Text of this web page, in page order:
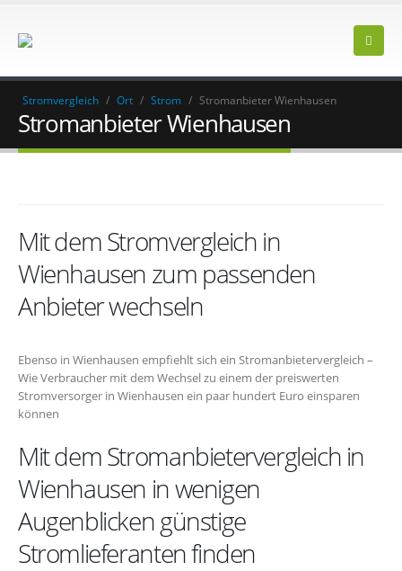
Stromvergleich / Ort / Strom / Stromanbieter Wienhausen
Stromanbieter Wienhausen
Mit dem Stromvergleich in
Wienhausen zum passenden
Anbieter wechseln
Ebenso in Wienhausen empfiehlt sich ein Stromanbietervergleich –
Wie Verbraucher mit dem Wechsel zu einem der preiswerten
Stromversorger in Wienhausen ein paar hundert Euro einsparen
können
Mit dem Stromanbietervergleich in
Wienhausen in wenigen
Augenblicken günstige
Stromlieferanten finden